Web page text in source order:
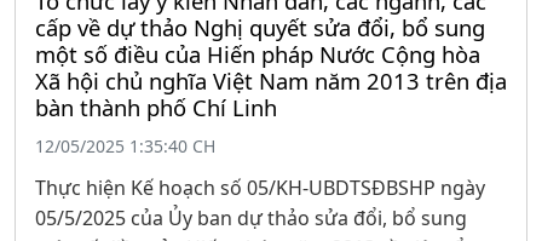
cấp về dự thảo Nghị quyết sửa đổi, bổ sung
một số điều của Hiến pháp Nước Cộng hòa
Xã hội chủ nghĩa Việt Nam năm 2013 trên địa
bàn thành phố Chí Linh
12/05/2025 1:35:40 CH
Thực hiện Kế hoạch số 05/KH-UBDTSĐBSHP ngày
05/5/2025 của Ủy ban dự thảo sửa đổi, bổ sung